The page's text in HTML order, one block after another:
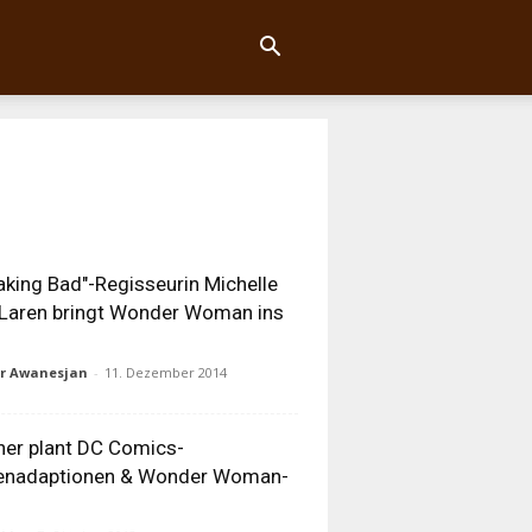
Bad"-Regisseurin Michelle
bringt Wonder Woman ins
Awanesjan - 11. Dezember 2014
plant DC Comics-
& Wonder Woman-